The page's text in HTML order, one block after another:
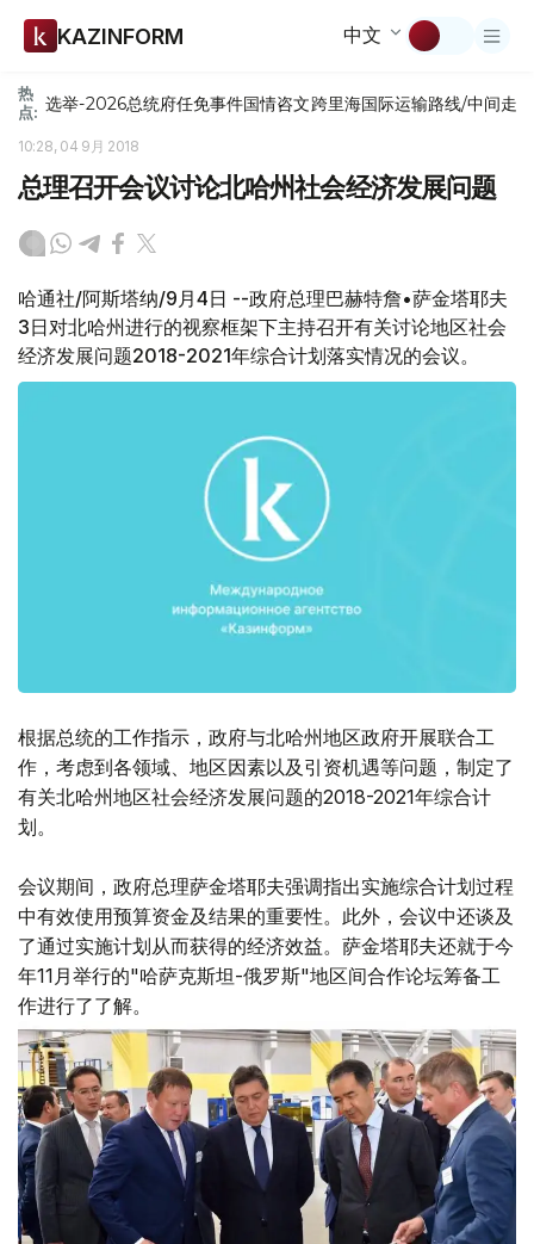
KAZINFORM 中文
热
点: 选举-2026总统府任免事件国情咨文跨里海国际运输路线/中间走廊
10:28, 04 9月 2018
总理召开会议讨论北哈州社会经济发展问题
哈通社/阿斯塔纳/9月4日 --政府总理巴赫特詹•萨金塔耶夫
3日对北哈州进行的视察框架下主持召开有关讨论地区社会
经济发展问题2018-2021年综合计划落实情况的会议。
根据总统的工作指示，政府与北哈州地区政府开展联合工
作，考虑到各领域、地区因素以及引资机遇等问题，制定了
有关北哈州地区社会经济发展问题的2018-2021年综合计
划。
会议期间，政府总理萨金塔耶夫强调指出实施综合计划过程
中有效使用预算资金及结果的重要性。此外，会议中还谈及
了通过实施计划从而获得的经济效益。萨金塔耶夫还就于今
年11月举行的"哈萨克斯坦-俄罗斯"地区间合作论坛筹备工
作进行了了解。